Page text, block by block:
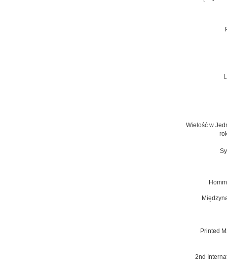
Wielość w
Printed
2nd